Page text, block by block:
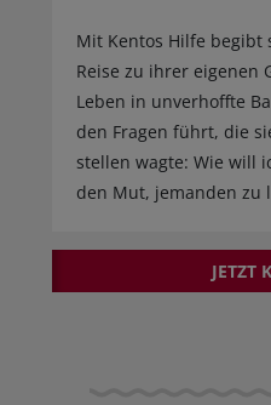
Mit Kentos Hilfe begibt
Reise zu ihrer eigenen
Leben in unverhoffte
den Fragen führt, die
stellen wagte: Wie will
den Mut, jemanden zu
JETZT